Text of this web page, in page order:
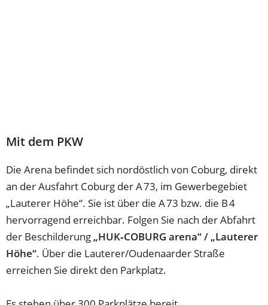
Mit dem PKW
Die Arena befindet sich nordöstlich von Coburg, direkt
an der Ausfahrt Coburg der A 73, im Gewerbegebiet
„Lauterer Höhe“. Sie ist über die A 73 bzw. die B 4
hervorragend erreichbar. Folgen Sie nach der Abfahrt
der Beschilderung„HUK‑COBURG arena“ / „Lauterer
Höhe“. Über die Lauterer/Oudenaarder Straße
erreichen Sie direkt den Parkplatz.